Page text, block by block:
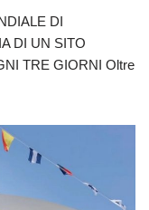
DI
DI UN SITO
TRE GIORNI Oltre